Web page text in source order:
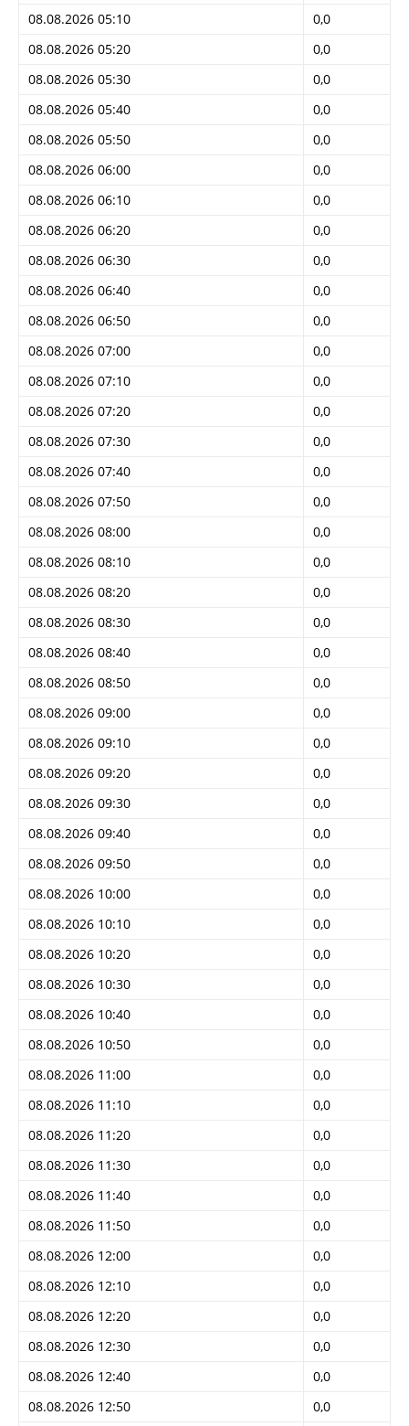
08.08.2026 05:10
0,0
08.08.2026 05:20
0,0
08.08.2026 05:30
0,0
08.08.2026 05:40
0,0
08.08.2026 05:50
0,0
08.08.2026 06:00
0,0
08.08.2026 06:10
0,0
08.08.2026 06:20
0,0
08.08.2026 06:30
0,0
08.08.2026 06:40
0,0
08.08.2026 06:50
0,0
08.08.2026 07:00
0,0
08.08.2026 07:10
0,0
08.08.2026 07:20
0,0
08.08.2026 07:30
0,0
08.08.2026 07:40
0,0
08.08.2026 07:50
0,0
08.08.2026 08:00
0,0
08.08.2026 08:10
0,0
08.08.2026 08:20
0,0
08.08.2026 08:30
0,0
08.08.2026 08:40
0,0
08.08.2026 08:50
0,0
08.08.2026 09:00
0,0
08.08.2026 09:10
0,0
08.08.2026 09:20
0,0
08.08.2026 09:30
0,0
08.08.2026 09:40
0,0
08.08.2026 09:50
0,0
08.08.2026 10:00
0,0
08.08.2026 10:10
0,0
08.08.2026 10:20
0,0
08.08.2026 10:30
0,0
08.08.2026 10:40
0,0
08.08.2026 10:50
0,0
08.08.2026 11:00
0,0
08.08.2026 11:10
0,0
08.08.2026 11:20
0,0
08.08.2026 11:30
0,0
08.08.2026 11:40
0,0
08.08.2026 11:50
0,0
08.08.2026 12:00
0,0
08.08.2026 12:10
0,0
08.08.2026 12:20
0,0
08.08.2026 12:30
0,0
08.08.2026 12:40
0,0
08.08.2026 12:50
0,0